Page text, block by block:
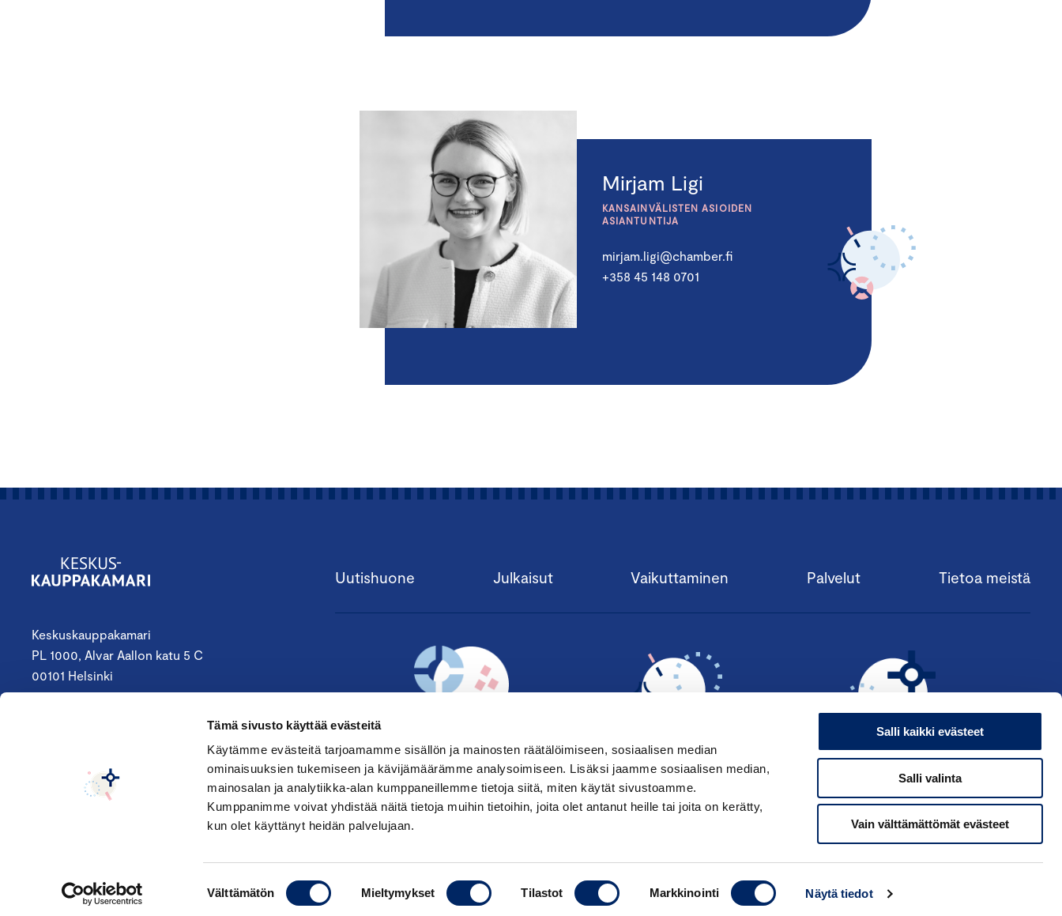
Tämä sivusto käyttää evästeitä
Käytämme evästeitä tarjoamamme sisällön ja mainosten räätälöimiseen, sosiaalisen median
ominaisuuksien tukemiseen ja kävijämäärämme analysoimiseen. Lisäksi jaamme sosiaalisen median,
mainosalan ja analytiikka-alan kumppaneillemme tietoja siitä, miten käytät sivustoamme.
Kumppanimme voivat yhdistää näitä tietoja muihin tietoihin, joita olet antanut heille tai joita on kerätty,
kun olet käyttänyt heidän palvelujaan.
Välttämätön Mieltymykset Tilastot Markkinointi Näytä tiedot
Salli kaikki evästeet
Salli valinta
Vain välttämättömät evästeet
Mirjam Ligi
KANSAINVÄLISTEN ASIOIDEN
ASIANTUNTIJA
mirjam.ligi@chamber.fi
+358 45 148 0701
Keskuskauppakamari
PL 1000, Alvar Aallon katu 5 C
00101 Helsinki
keskuskauppakamari@chamber.fi
Seuraa meitä:
Uutishuone Julkaisut Vaikuttaminen Palvelut Tietoa meistä
TILAA UUTISKIRJE › LIITY JÄSENEKSI › HAE ANSIOMERKKIÄ ›
© Keskuskauppakamari 2026 Saavutettavuusseloste Keskuskauppakamarin tietosuojaseloste